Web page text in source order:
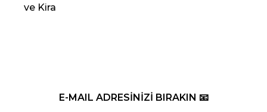
ve Kira
E-MAIL ADRESİNİZİ BIRAKIN 📧